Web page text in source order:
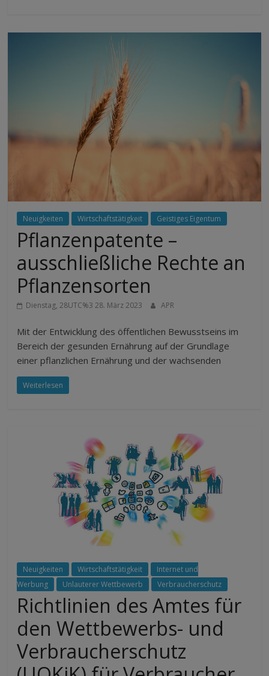
Neuigkeiten Wirtschaftstätigkeit Geistiges Eigentum
Pflanzenpatente –
ausschließliche Rechte an
Pflanzensorten
Dienstag, 28UTC%3 28. März 2023 APR
Mit der Entwicklung des öffentlichen Bewusstseins im
Bereich der gesunden Ernährung auf der Grundlage
einer pflanzlichen Ernährung und der wachsenden
Weiterlesen
Neuigkeiten Wirtschaftstätigkeit
Internet und
Werbung
Unlauterer Wettbewerb Verbraucherschutz
Richtlinien des Amtes für
den Wettbewerbs- und
Verbraucherschutz